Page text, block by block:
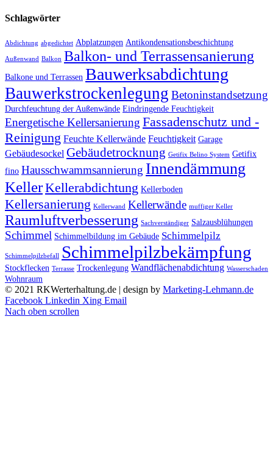
Schlagwörter
Abdichtung abgedichtet Abplatzungen Antikondensationsbeschichtung
Außenwand Balkon Balkon- und Terrassensanierung
Balkone und Terrassen Bauwerksabdichtung
Bauwerkstrockenlegung Betoninstandsetzung
Durchfeuchtung der Außenwände Eindringende Feuchtigkeit
Energetische Kellersanierung Fassadenschutz und -
Reinigung Feuchte Kellerwände Feuchtigkeit Garage
Gebäudesockel Gebäudetrocknung Getifix Belino System Getifix
fino Hausschwammsannierung Innendämmung
KellerKellerabdichtung Kellerboden
Kellersanierung Kellerwand Kellerwände muffiger Keller
Raumluftverbesserung Sachverständiger Salzausblühungen
Schimmel Schimmelbildung im Gebäude Schimmelpilz
Schimmelpilzbefall Schimmelpilzbekämpfung
Stockflecken Terrasse Trockenlegung Wandflächenabdichtung Wasserschaden
Wohnraum
© 2021 RKWerterhaltung.de | design by Marketing-Lehmann.de
Facebook Linkedin Xing Email
Nach oben scrollen